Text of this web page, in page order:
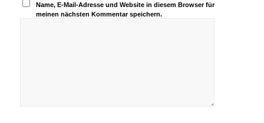
Name, E-Mail-Adresse und Website in diesem Browser für
meinen nächsten Kommentar speichern.